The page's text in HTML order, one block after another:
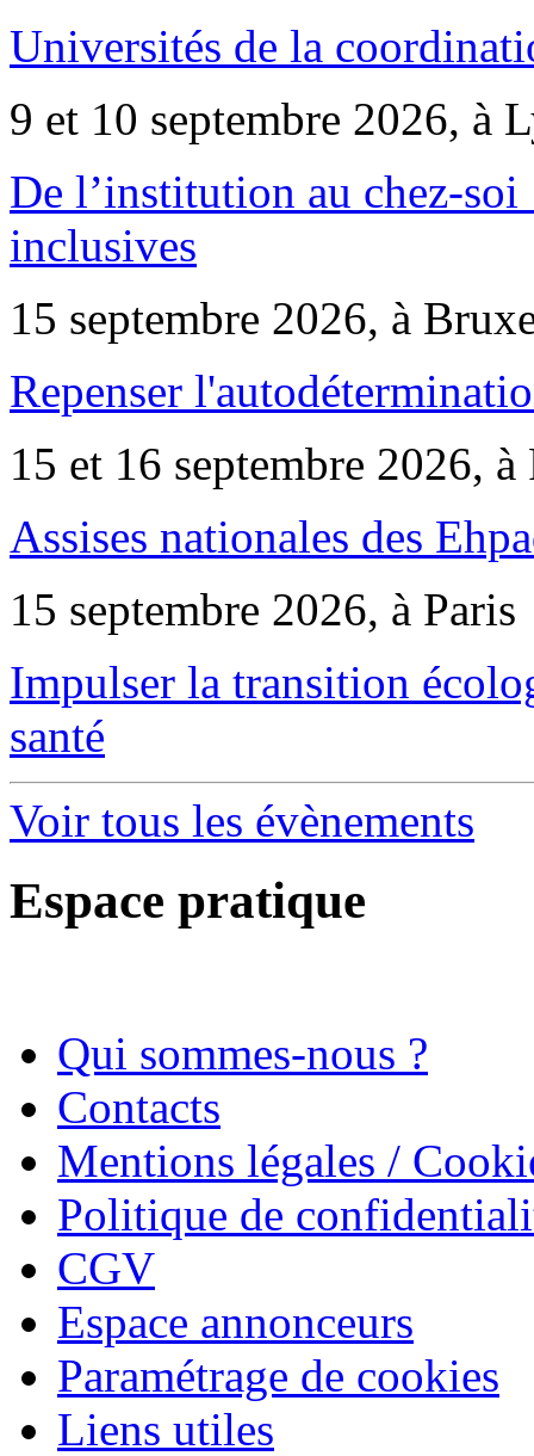
Universités de la
9 et 10 septembre 2026, à
De l’institution au chez-
inclusives
15 septembre 2026, à
Repenser
15 et 16 septembre 2026, à
Assises nationales des
15 septembre 2026, à Paris
Impulser la transition
santé
Voir tous les évènements
Espace pratique
Qui sommes-nous ?
Contacts
Mentions légales /
Politique de
CGV
Espace annonceurs
Paramétrage de cookies
Liens utiles